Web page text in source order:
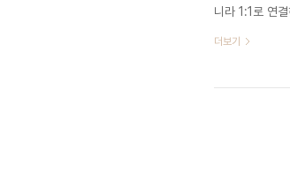
니라 1:1로 연
기 http://
이드 애드혹
더보기